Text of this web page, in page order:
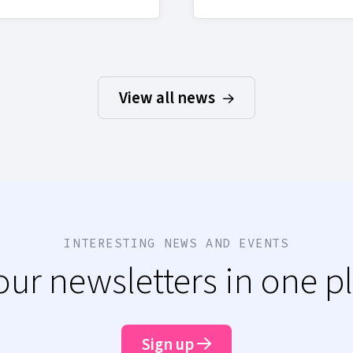
View all news
INTERESTING NEWS AND EVENTS
newsletters in one
Sign up